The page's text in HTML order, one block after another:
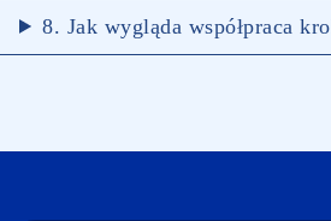
8. Jak wygląda współpraca